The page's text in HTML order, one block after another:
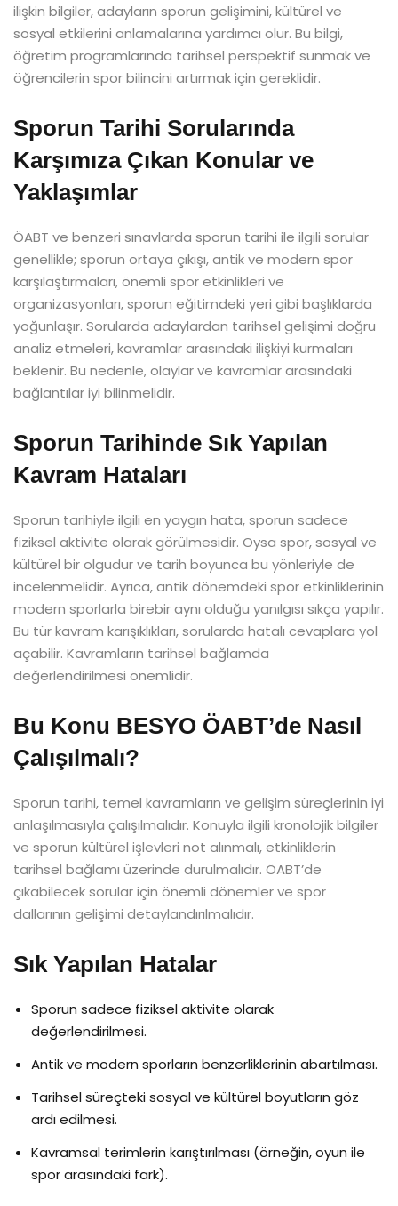
ilişkin bilgiler, adayların sporun gelişimini, kültürel ve
sosyal etkilerini anlamalarına yardımcı olur. Bu bilgi,
öğretim programlarında tarihsel perspektif sunmak ve
öğrencilerin spor bilincini artırmak için gereklidir.
Sporun Tarihi Sorularında
Karşımıza Çıkan Konular ve
Yaklaşımlar
ÖABT ve benzeri sınavlarda sporun tarihi ile ilgili sorular
genellikle; sporun ortaya çıkışı, antik ve modern spor
karşılaştırmaları, önemli spor etkinlikleri ve
organizasyonları, sporun eğitimdeki yeri gibi başlıklarda
yoğunlaşır. Sorularda adaylardan tarihsel gelişimi doğru
analiz etmeleri, kavramlar arasındaki ilişkiyi kurmaları
beklenir. Bu nedenle, olaylar ve kavramlar arasındaki
bağlantılar iyi bilinmelidir.
Sporun Tarihinde Sık Yapılan
Kavram Hataları
Sporun tarihiyle ilgili en yaygın hata, sporun sadece
fiziksel aktivite olarak görülmesidir. Oysa spor, sosyal ve
kültürel bir olgudur ve tarih boyunca bu yönleriyle de
incelenmelidir. Ayrıca, antik dönemdeki spor etkinliklerinin
modern sporlarla birebir aynı olduğu yanılgısı sıkça yapılır.
Bu tür kavram karışıklıkları, sorularda hatalı cevaplara yol
açabilir. Kavramların tarihsel bağlamda
değerlendirilmesi önemlidir.
Bu Konu BESYO ÖABT’de Nasıl
Çalışılmalı?
Sporun tarihi, temel kavramların ve gelişim süreçlerinin iyi
anlaşılmasıyla çalışılmalıdır. Konuyla ilgili kronolojik bilgiler
ve sporun kültürel işlevleri not alınmalı, etkinliklerin
tarihsel bağlamı üzerinde durulmalıdır. ÖABT’de
çıkabilecek sorular için önemli dönemler ve spor
dallarının gelişimi detaylandırılmalıdır.
Sık Yapılan Hatalar
Sporun sadece fiziksel aktivite olarak
değerlendirilmesi.
Antik ve modern sporların benzerliklerinin abartılması.
Tarihsel süreçteki sosyal ve kültürel boyutların göz
ardı edilmesi.
Kavramsal terimlerin karıştırılması (örneğin, oyun ile
spor arasındaki fark).